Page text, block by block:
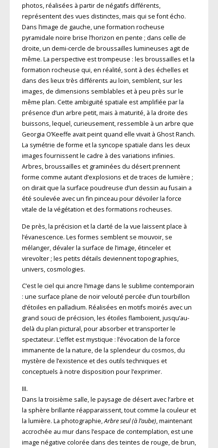
photos, réalisées à partir de négatifs différents,
représentent des vues distinctes, mais qui se font écho.
Dans l’image de gauche, une formation rocheuse
pyramidale noire brise l’horizon en pente ; dans celle de
droite, un demi-cercle de broussailles lumineuses agit de
même. La perspective est trompeuse : les broussailles et la
formation rocheuse qui, en réalité, sont à des échelles et
dans des lieux très différents au loin, semblent, sur les
images, de dimensions semblables et à peu près sur le
même plan. Cette ambiguïté spatiale est amplifiée par la
présence d’un arbre petit, mais à maturité, à la droite des
buissons, lequel, curieusement, ressemble à un arbre que
Georgia O’Keeffe avait peint quand elle vivait à Ghost Ranch.
La symétrie de forme et la syncope spatiale dans les deux
images fournissent le cadre à des variations infinies.
Arbres, broussailles et graminées du désert prennent
forme comme autant d’explosions et de traces de lumière ;
on dirait que la surface poudreuse d’un dessin au fusain a
été soulevée avec un fin pinceau pour dévoiler la force
vitale de la végétation et des formations rocheuses.
De près, la précision et la clarté de la vue laissent place à
l’évanescence. Les formes semblent se mouvoir, se
mélanger, dévaler la surface de l’image, étinceler et
virevolter ; les petits détails deviennent topographies,
univers, cosmologies.
C’est le ciel qui ancre l’image dans le sublime contemporain
: une surface plane de noir velouté percée d’un tourbillon
d’étoiles en palladium. Réalisées en motifs moirés avec un
grand souci de précision, les étoiles flamboient, jusqu’au-
delà du plan pictural, pour absorber et transporter le
spectateur. L’effet est mystique : l’évocation de la force
immanente de la nature, de la splendeur du cosmos, du
mystère de l’existence et des outils techniques et
conceptuels à notre disposition pour l’exprimer.
III.
Dans la troisième salle, le paysage de désert avec l’arbre et
la sphère brillante réapparaissent, tout comme la couleur et
la lumière. La photographie,Arbre seul (à l’aube), maintenant
accrochée au mur dans l’espace de contemplation, est une
image négative colorée dans des teintes de rouge, de brun,